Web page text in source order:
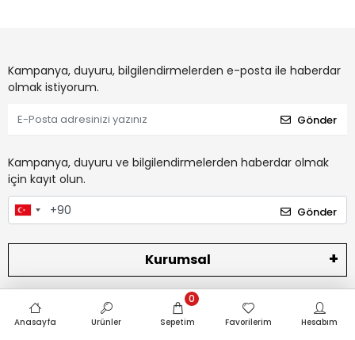
Kampanya, duyuru, bilgilendirmelerden e-posta ile haberdar
olmak istiyorum.
Gönder
Kampanya, duyuru ve bilgilendirmelerden haberdar olmak
için kayıt olun.
Gönder
Kurumsal
Kategoriler
Anasayfa Ürünler Sepetim
0
Favorilerim Hesabım